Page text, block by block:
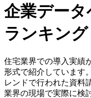
企業デー
ランキン
住宅業界での導入実績
形式で紹介しています
レンドで行われた資料
業界の現場で実際に検